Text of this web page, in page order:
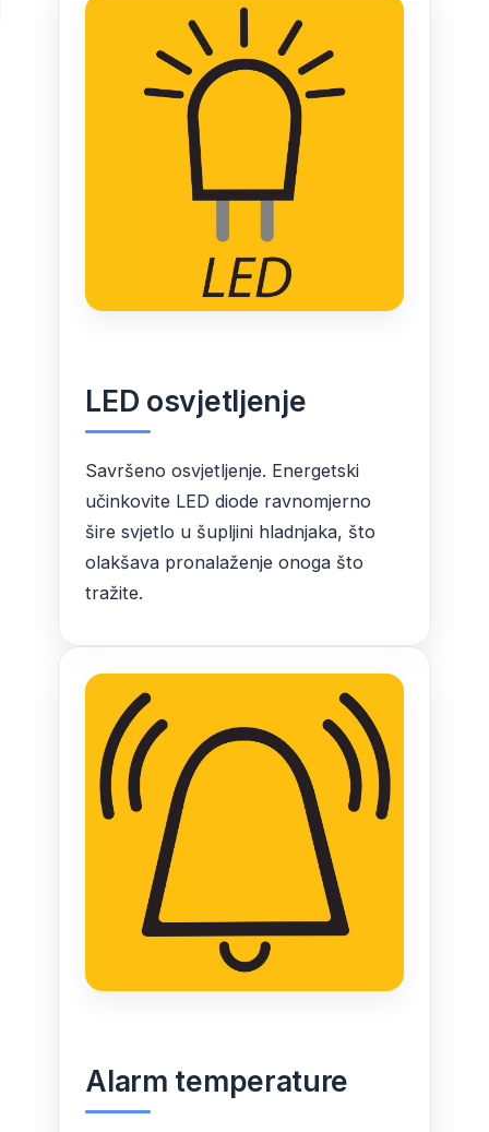
LED osvjetljenje
Savršeno osvjetljenje. Energetski
učinkovite LED diode ravnomjerno
šire svjetlo u šupljini hladnjaka, što
olakšava pronalaženje onoga što
tražite.
Alarm temperature